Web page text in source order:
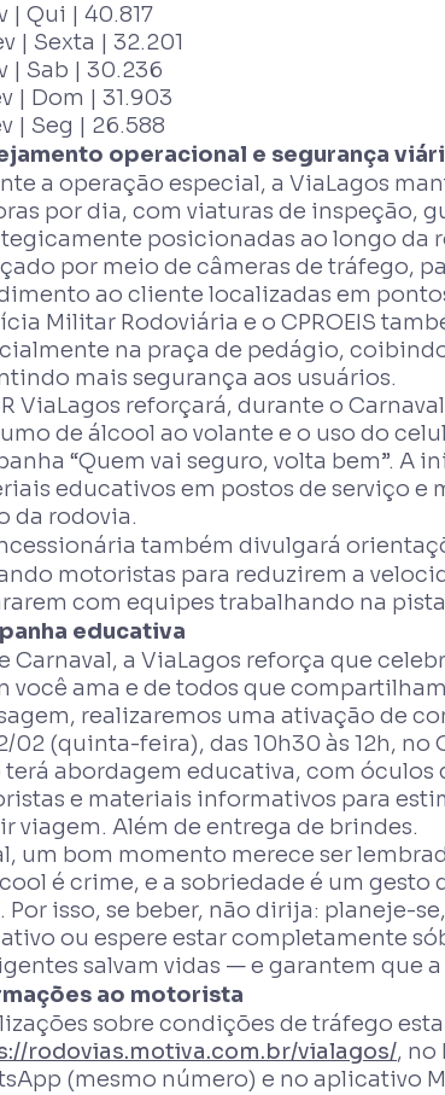
| Qui | 40.817
| Sexta | 32.201
| Sab | 30.236
| Dom | 31.903
| Seg | 26.588
operacional e segurança
a operação especial, a ViaLagos
por dia, com viaturas de inspeção,
posicionadas ao longo da
por meio de câmeras de tráfego,
ao cliente localizadas em
Militar Rodoviária e o CPROEIS
na praça de pedágio,
mais segurança aos usuários.
ViaLagos reforçará, durante o
de álcool ao volante e o uso do
“Quem vai seguro, volta bem”. A
educativos em postos de serviço e
da rodovia.
também divulgará
motoristas para reduzirem a
com equipes trabalhando na
educativa
Carnaval, a ViaLagos reforça que
você ama e de todos que
realizaremos uma ativação de
02 (quinta-feira), das 10h30 às 12h, no
terá abordagem educativa, com
e materiais informativos para
viagem. Além de entrega de brindes.
um bom momento merece ser
é crime, e a sobriedade é um gesto
Por isso, se beber, não dirija: planeje-
ou espere estar completamente
salvam vidas — e garantem que
ao motorista
sobre condições de tráfego
rodovias.motiva.com.br/vialagos/, no
(mesmo número) e no aplicativo